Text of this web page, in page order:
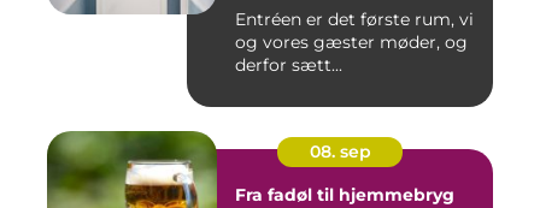
Entréen er det første rum, vi
og vores gæster møder, og
derfor sætt...
08. sep
Fra fadøl til hjemmebryg